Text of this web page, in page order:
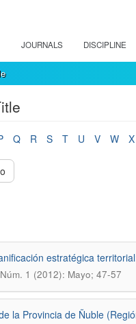
JOURNALS DISCIPLINE
Q R S T U V W X
estratégica
1 (2012): Mayo; 47-57
la Provincia de Ñuble